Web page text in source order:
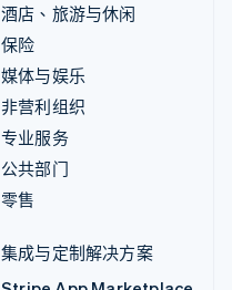
酒店、旅游与休闲
保险
媒体与娱乐
非营利组织
专业服务
公共部门
零售
集成与定制解决方案